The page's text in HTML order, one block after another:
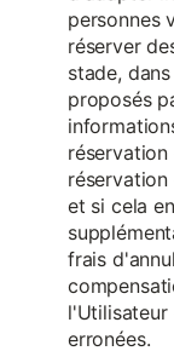
personnes
réserver
stade,
proposés
réservation
et si cela
frais
l'Utilisateur
erronées.